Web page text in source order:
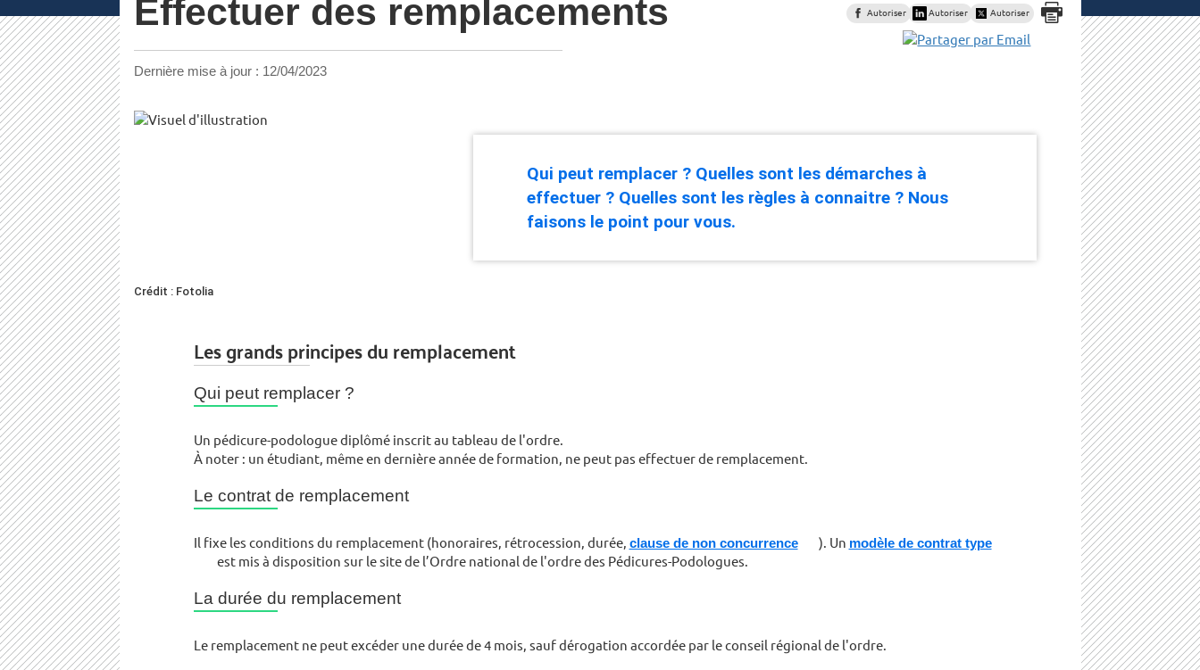
Effectuer des remplacements Autoriser Autoriser Autoriser
Dernière mise à jour : 12/04/2023
Crédit : Fotolia
Qui peut remplacer ? Quelles sont les démarches à
effectuer ? Quelles sont les règles à connaitre ? Nous
faisons le point pour vous.
Les grands principes du remplacement
Qui peut remplacer ?
Un pédicure-podologue diplômé inscrit au tableau de l'ordre.
À noter : un étudiant, même en dernière année de formation, ne peut pas effectuer de remplacement.
Le contrat de remplacement
Il fixe les conditions du remplacement (honoraires, rétrocession, durée, clause de non concurrence ). Un modèle de contrat type
est mis à disposition sur le site de l’Ordre national de l'ordre des Pédicures-Podologues.
La durée du remplacement
Le remplacement ne peut excéder une durée de 4 mois, sauf dérogation accordée par le conseil régional de l'ordre.